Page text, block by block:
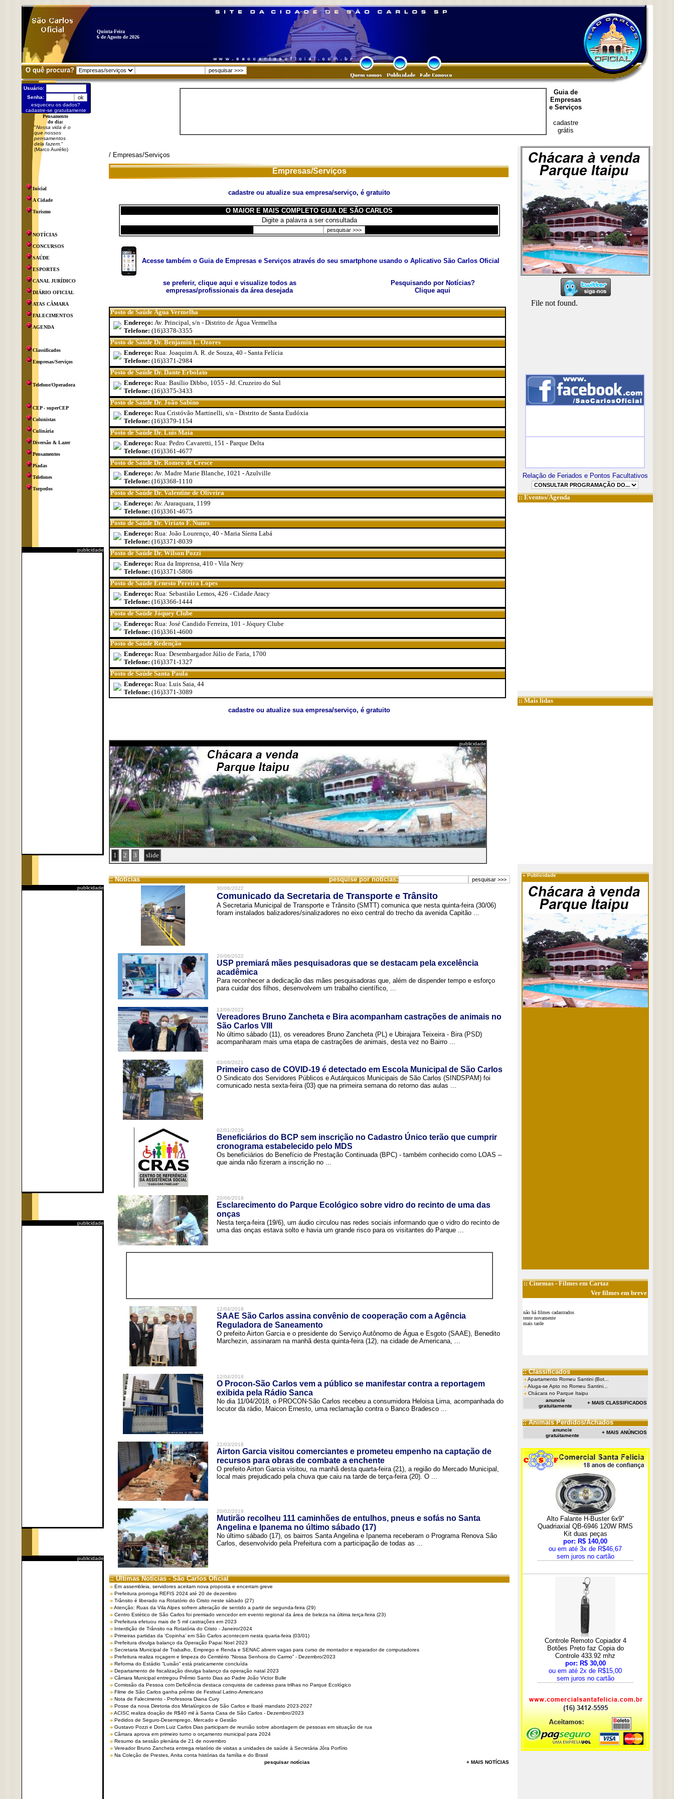
Quinta-Feira
6 de Agosto de 2026
O quê procura?
Usuário:
Senha:
esqueceu os dados?
cadastre-se gratuitamente
Pensamento
do dia:
"Nossa vida é o
que nossos
pensamentos
dela fazem. "
(Marco Aurélio)
Inicial
A Cidade
Turismo
NOTÍCIAS
CONCURSOS
SAÚDE
ESPORTES
CANAL JURÍDICO
DIÁRIO OFICIAL
ATAS CÂMARA
FALECIMENTOS
AGENDA
Classificados
Empresas/Serviços
Telefone/Operadora
CEP - superCEP
Colunistas
Culinária
Diversão & Lazer
Pensamentos
Piadas
Telefones
Torpedos
publicidade
publicidade
publicidade
publicidade
Guia de
Empresas
e Serviços
cadastre
grátis
/ Empresas/Serviços
Empresas/Serviços
cadastre ou atualize sua empresa/serviço, é gratuito
O MAIOR E MAIS COMPLETO GUIA DE SÃO CARLOS
Digite a palavra a ser consultada
Acesse também o Guia de Empresas e Serviços através do seu smartphone usando o Aplicativo São Carlos Oficial
se preferir, clique aqui e visualize todos as
empresas/profissionais da área desejada
Pesquisando por Notícias?
Clique aqui
Posto de Saúde Água Vermelha
Endereço: Av. Principal, s/n - Distrito de Água Vermelha
Telefone: (16)3378-3355
Posto de Saúde Dr. Benjamin L. Ozores
Endereço: Rua: Joaquim A. R. de Souza, 40 - Santa Felícia
Telefone: (16)3371-2984
Posto de Saúde Dr. Dante Erbolato
Endereço: Rua: Basílio Dibbo, 1055 - Jd. Cruzeiro do Sul
Telefone: (16)3375-3433
Posto de Saúde Dr. João Sabino
Endereço: Rua Cristóvão Martinelli, s/n - Distrito de Santa Eudóxia
Telefone: (16)3379-1154
Posto de Saúde Dr. Luís Maia
Endereço: Rua: Pedro Cavaretti, 151 - Parque Delta
Telefone: (16)3361-4677
Posto de Saúde Dr. Romeo de Cresce
Endereço: Av. Madre Marie Blanche, 1021 - Azulville
Telefone: (16)3368-1110
Posto de Saúde Dr. Valentine de Oliveira
Endereço: Av. Araraquara, 1199
Telefone: (16)3361-4675
Posto de Saúde Dr. Viriato F. Nunes
Endereço: Rua: João Lourenço, 40 - Maria Síerra Labá
Telefone: (16)3371-8039
Posto de Saúde Dr. Wilson Pozzi
Endereço: Rua da Imprensa, 410 - Vila Nery
Telefone: (16)3371-5806
Posto de Saúde Ernesto Pereira Lopes
Endereço: Rua: Sebastião Lemos, 426 - Cidade Aracy
Telefone: (16)3366-1444
Posto de Saúde Jóquey Clube
Endereço: Rua: José Candido Ferreira, 101 - Jóquey Clube
Telefone: (16)3361-4600
Posto de Saúde Redenção
Endereço: Rua: Desembargador Júlio de Faria, 1700
Telefone: (16)3371-1327
Posto de Saúde Santa Paula
Endereço: Rua: Luis Saia, 44
Telefone: (16)3371-3089
cadastre ou atualize sua empresa/serviço, é gratuito
publicidade
1 2 3 slide
:: Notícias pesquise por notícias:
30/06/2022
Comunicado da Secretaria de Transporte e Trânsito
A Secretaria Municipal de Transporte e Trânsito (SMTT) comunica que nesta quinta-feira (30/06)
foram instalados balizadores/sinalizadores no eixo central do trecho da avenida Capitão ...
20/06/2022
USP premiará mães pesquisadoras que se destacam pela excelência
acadêmica
Para reconhecer a dedicação das mães pesquisadoras que, além de dispender tempo e esforço
para cuidar dos filhos, desenvolvem um trabalho científico, ...
13/06/2022
Vereadores Bruno Zancheta e Bira acompanham castrações de animais no
São Carlos VIII
No último sábado (11), os vereadores Bruno Zancheta (PL) e Ubirajara Teixeira - Bira (PSD)
acompanharam mais uma etapa de castrações de animais, desta vez no Bairro ...
03/09/2021
Primeiro caso de COVID-19 é detectado em Escola Municipal de São Carlos
O Sindicato dos Servidores Públicos e Autárquicos Municipais de São Carlos (SINDSPAM) foi
comunicado nesta sexta-feira (03) que na primeira semana do retorno das aulas ...
02/01/2019
Beneficiários do BCP sem inscrição no Cadastro Único terão que cumprir
cronograma estabelecido pelo MDS
Os beneficiários do Benefício de Prestação Continuada (BPC) - também conhecido como LOAS –
que ainda não fizeram a inscrição no ...
20/06/2018
Esclarecimento do Parque Ecológico sobre vidro do recinto de uma das
onças
Nesta terça-feira (19/6), um áudio circulou nas redes sociais informando que o vidro do recinto de
uma das onças estava solto e havia um grande risco para os visitantes do Parque ...
12/04/2018
SAAE São Carlos assina convênio de cooperação com a Agência
Reguladora de Saneamento
O prefeito Airton Garcia e o presidente do Serviço Autônomo de Água e Esgoto (SAAE), Benedito
Marchezin, assinaram na manhã desta quinta-feira (12), na cidade de Americana, ...
12/04/2018
O Procon-São Carlos vem a público se manifestar contra a reportagem
exibida pela Rádio Sanca
No dia 11/04/2018, o PROCON-São Carlos recebeu a consumidora Heloisa Lima, acompanhada do
locutor da rádio, Maicon Ernesto, uma reclamação contra o Banco Bradesco ...
22/03/2018
Airton Garcia visitou comerciantes e prometeu empenho na captação de
recursos para obras de combate a enchente
O prefeito Airton Garcia visitou, na manhã desta quarta-feira (21), a região do Mercado Municipal,
local mais prejudicado pela chuva que caiu na tarde de terça-feira (20). O ...
20/02/2018
Mutirão recolheu 111 caminhões de entulhos, pneus e sofás no Santa
Angelina e Ipanema no último sábado (17)
No último sábado (17), os bairros Santa Angelina e Ipanema receberam o Programa Renova São
Carlos, desenvolvido pela Prefeitura com a participação de todas as ...
:: Últimas Notícias - São Carlos Oficial
Em assembleia, servidores aceitam nova proposta e encerram greve
Prefeitura prorroga REFIS 2024 até 20 de dezembro
Trânsito é liberado na Rotatório do Cristo neste sábado (27)
Atenção: Ruas da Vila Alpes sofrem alteração de sentido a partir de segunda-feira (29)
Centro Estético de São Carlos foi premiado vencedor em evento regional da área de beleza na última terça-feira (23)
Prefeitura efetuou mais de 5 mil castrações em 2023
Interdição de Trânsito na Rotatória do Cristo - Janeiro/2024
Primeiras partidas da ‘Copinha’ em São Carlos acontecem nesta quarta-feira (03/01)
Prefeitura divulga balanço da Operação Papai Noel 2023
Secretaria Municipal de Trabalho, Emprego e Renda e SENAC abrem vagas para curso de montador e reparador de computadores
Prefeitura realiza roçagem e limpeza do Cemitério “Nossa Senhora do Carmo” - Dezembro/2023
Reforma do Estádio “Luisão” está praticamente concluída
Departamento de fiscalização divulga balanço da operação natal 2023
Câmara Municipal entregou Prêmio Santo Dias ao Padre João Victor Bulle
Comissão da Pessoa com Deficiência destaca conquista de cadeiras para trilhas no Parque Ecológico
Filme de São Carlos ganha prêmio de Festival Latino-Americano
Nota de Falecimento - Professora Diana Cury
Posse da nova Diretoria dos Metalúrgicos de São Carlos e Ibaté mandato 2023-2027
ACISC realiza doação de R$40 mil à Santa Casa de São Carlos - Dezembro/2023
Pedidos de Seguro-Desemprego, Mercado e Gestão
Gustavo Pozzi e Dom Luiz Carlos Dias participam de reunião sobre abordagem de pessoas em situação de rua
Câmara aprova em primeiro turno o orçamento municipal para 2024
Resumo da sessão plenária de 21 de novembro
Vereador Bruno Zancheta entrega relatório de visitas a unidades de saúde à Secretária Jôra Porfírio
Na Coleção de Prestes, Anita conta histórias da família e do Brasil
pesquisar notícias
+ MAIS NOTÍCIAS
Relação de Feriados e Pontos Facultativos
::Eventos/Agenda
:: Mais lidas
»Publicidade
::Cinemas- Filmes em Cartaz
Ver filmes em breve
não há filmes cadastrados
tente novamente
mais tarde
:: Classificados
Apartamento Romeu Santini (Bot...
Aluga-se Apto no Romeu Santini...
Chácara no Parque Itaipu
anuncie
gratuitamente
+ MAIS CLASSIFICADOS
:: Animais Perdidos/Achados
anuncie
gratuitamente
+ MAIS ANÚNCIOS